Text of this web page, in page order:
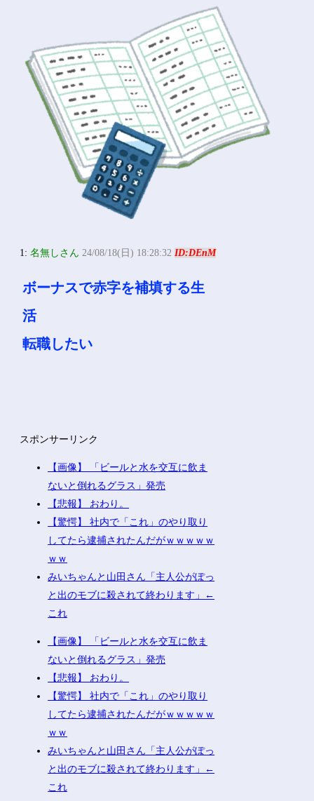
1:名無しさん 24/08/18(日) 18:28:32ID:DEnM
ボーナスで赤字を補填する生
活
転職したい
スポンサーリンク
【画像】 「ビールと水を交互に飲ま
ないと倒れるグラス」発売
【悲報】 おわり。
【驚愕】 社内で「これ」のやり取り
してたら逮捕されたんだがｗｗｗｗｗ
ｗｗ
みいちゃんと山田さん「主人公がぽっ
と出のモブに殺されて終わります」←
これ
【画像】 「ビールと水を交互に飲ま
ないと倒れるグラス」発売
【悲報】 おわり。
【驚愕】 社内で「これ」のやり取り
してたら逮捕されたんだがｗｗｗｗｗ
ｗｗ
みいちゃんと山田さん「主人公がぽっ
と出のモブに殺されて終わります」←
これ